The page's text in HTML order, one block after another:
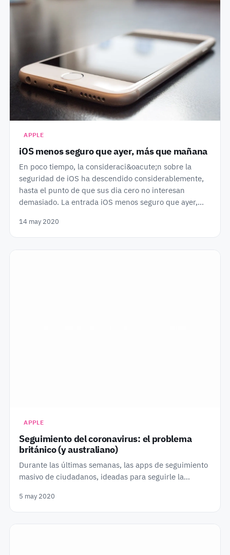
APPLE
iOS menos seguro que ayer, más que mañana
En poco tiempo, la consideraci&oacute;n sobre la
seguridad de iOS ha descendido considerablemente,
hasta el punto de que sus dia cero no interesan
demasiado. La entrada iOS menos seguro que ayer,…
14 may 2020
APPLE
Seguimiento del coronavirus: el problema
británico (y australiano)
Durante las últimas semanas, las apps de seguimiento
masivo de ciudadanos, ideadas para seguirle la…
5 may 2020